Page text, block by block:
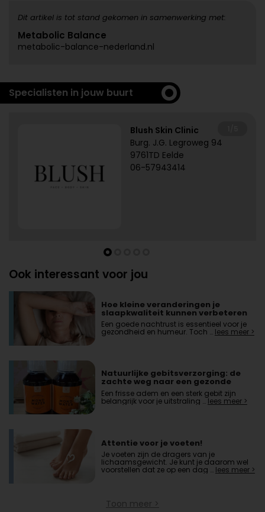
Dit artikel is tot stand gekomen in samenwerking met:
Metabolic Balance
metabolic-balance-nederland.nl
Specialisten in jouw buurt
Blush Skin Clinic
Burg. J.G. Legroweg 94
9761TD Eelde
06-57943414
Ook interessant voor jou
Hoe kleine veranderingen je
slaapkwaliteit kunnen verbeteren
Een goede nachtrust is essentieel voor je
gezondheid en humeur. Toch … lees meer >
Natuurlijke gebitsverzorging: de
zachte weg naar een gezonde
mond
Een frisse adem en een sterk gebit zijn
belangrijk voor je uitstraling …lees meer >
Attentie voor je voeten!
Je voeten zijn de dragers van je
lichaamsgewicht. Je kunt je daarom wel
voorstellen dat ze op een dag … lees meer >
Toon meer >